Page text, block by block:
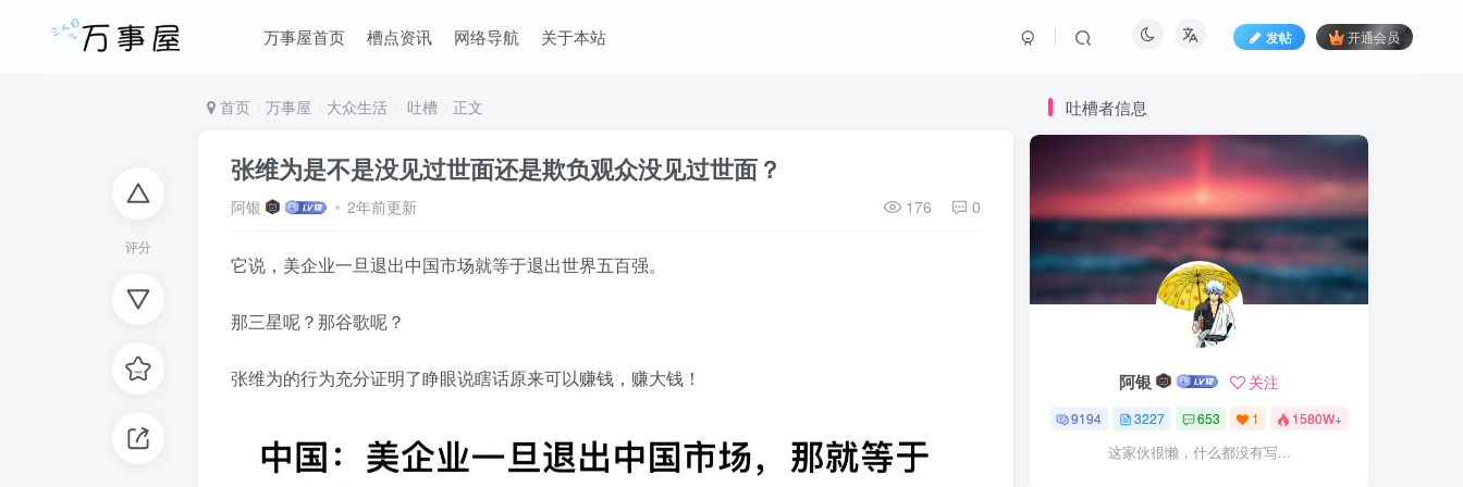
万事屋首页 槽点资讯 网络导航 关于本站 发帖 开通会员
评分
首页 万事屋 大众生活 吐槽 正文
张维为是不是没见过世面还是欺负观众没见过世面？
阿银 2年前更新 176 0
它说，美企业一旦退出中国市场就等于退出世界五百强。
那三星呢？那谷歌呢？
张维为的行为充分证明了睁眼说瞎话原来可以赚钱，赚大钱！
吐槽者信息
阿银 关注
9194 3227 653 1 1580W+
这家伙很懒，什么都没有写...